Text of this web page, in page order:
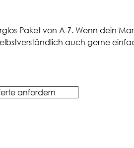
Paket von A-Z. Wenn dein
auch gerne
anfordern